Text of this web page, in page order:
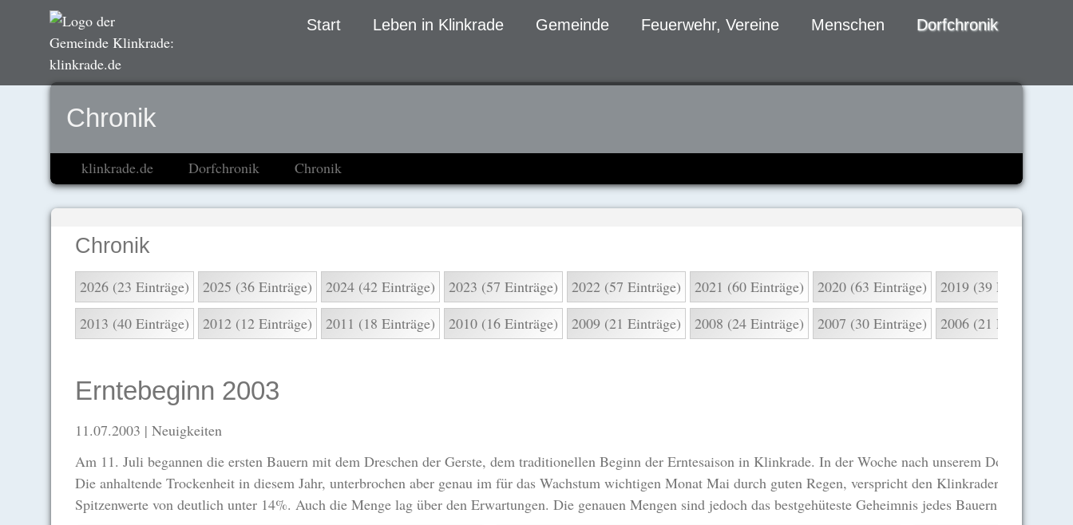
Navigation
Start Leben in Klinkrade Gemeinde Feuerwehr, Vereine Menschen Dorfchronik
Chronik
klinkrade.de Dorfchronik Chronik
Chronik
2026 (23 Einträge) 2025 (36 Einträge) 2024 (42 Einträge) 2023 (57 Einträge) 2022 (57 Einträge) 2021 (60 Einträge) 2020 (63 Einträge) 2019 (39 Einträge)
2013 (40 Einträge)
2012 (12 Einträge) 2011 (18 Einträge) 2010 (16 Einträge) 2009 (21 Einträge) 2008 (24 Einträge) 2007 (30 Einträge) 2006 (21 Einträge)
Erntebeginn 2003
11.07.2003 | Neuigkeiten
Am 11. Juli begannen die ersten Bauern mit dem Dreschen der Gerste, dem traditionellen Beginn der Erntesaison in Klinkrade. In der Woche nach unserem Dorffest
Die anhaltende Trockenheit in diesem Jahr, unterbrochen aber genau im für das Wachstum wichtigen Monat Mai durch guten Regen, verspricht den Klinkrader Bauern
Spitzenwerte von deutlich unter 14%. Auch die Menge lag über den Erwartungen. Die genauen Mengen sind jedoch das bestgehüteste Geheimnis jedes Bauern. Wer läßt